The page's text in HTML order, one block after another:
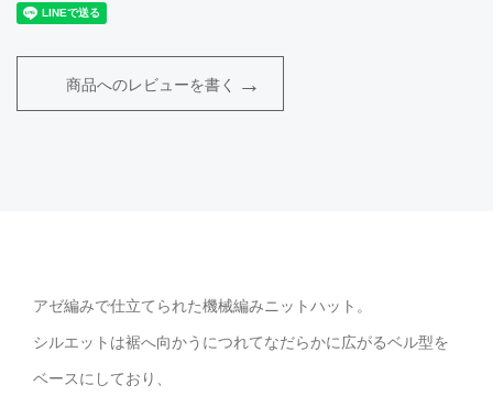
商品へのレビューを書く
アゼ編みで仕立てられた機械編みニットハット。
シルエットは裾へ向かうにつれてなだらかに広がるベル型を
ベースにしており、